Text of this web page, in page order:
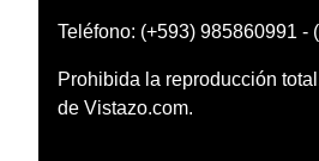
Teléfono: (+593) 985860991 -
Prohibida la reproducción
de Vistazo.com.